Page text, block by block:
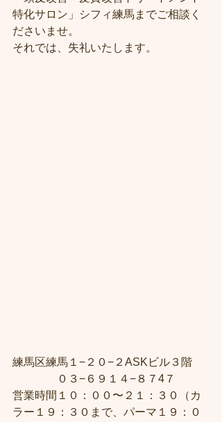
特化サロン」シフィ練馬までご相談く
ださいませ。
それでは、失礼いたします。
練馬区練馬１−２０−２ASKビル３階
０３−６９１４−８７4７
営業時間１０：００〜２１：３０（カ
ラー１９：３０まで、パーマ１９：０